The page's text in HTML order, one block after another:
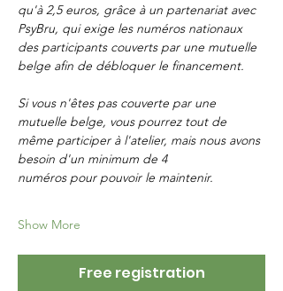
qu'à 2,5 euros, grâce à un partenariat avec
PsyBru, qui exige les numéros nationaux
des participants couverts par une mutuelle
belge afin de débloquer le financement.
Si vous n'êtes pas couverte par une
mutuelle belge, vous pourrez tout de
même participer à l'atelier, mais nous avons
besoin d'un minimum de 4
numéros pour pouvoir le maintenir.
Show More
Free registration